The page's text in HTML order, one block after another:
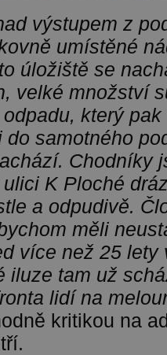
výstupem z
umístěné
úložiště se
velké množství
který
samotného
Chodníky
K Ploché
a odpudivě.
měli
více než 25 lety
iluze tam už
lidí na
kritikou na